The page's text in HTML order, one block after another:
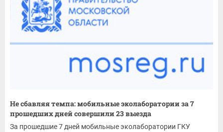
Не сбавляя темпа: мобильные эколаборатории за 7
прошедших дней совершили 23 выезда
За прошедшие 7 дней мобильные эколаборатории ГКУ